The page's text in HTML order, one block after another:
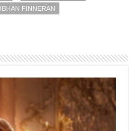
FINNERAN